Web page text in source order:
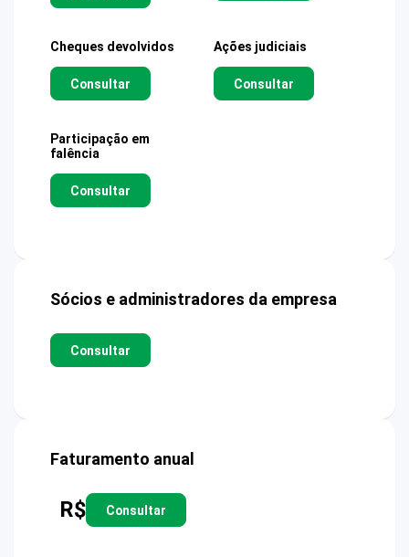
Cheques devolvidos
Consultar
Ações judiciais
Consultar
Participação em
falência
Consultar
Sócios e administradores da empresa
Consultar
Faturamento anual
R$ Consultar